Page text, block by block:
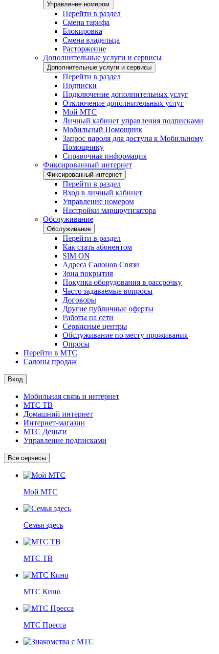
Управление номером
Перейти в раздел
Смена тарифа
Блокировка
Смена владельца
Расторжение
Дополнительные услуги и сервисы
Дополнительные услуги и сервисы
Перейти в раздел
Подписки
Подключение дополнительных услуг
Отключение дополнительных услуг
Мой МТС
Личный кабинет управления подписками
Мобильный Помощник
Запрос пароля для доступа к Мобильному
Помощнику
Справочная информация
Фиксированный интернет
Фиксированный интернет
Перейти в раздел
Вход в личный кабинет
Управление номером
Настройки маршрутизатора
Обслуживание
Обслуживание
Перейти в раздел
Как стать абонентом
SIM ON
Адреса Салонов Связи
Зона покрытия
Покупка оборудования в рассрочку
Часто задаваемые вопросы
Договоры
Другие публичные оферты
Работы на сети
Сервисные центры
Обслуживание по месту проживания
Опросы
Перейти в МТС
Салоны продаж
Вход
Мобильная связь и интернет
МТС ТВ
Домашний интернет
Интернет-магазин
МТС Деньги
Управление подписками
Все сервисы
Мой МТС
Семья здесь
МТС ТВ
МТС Кино
МТС Пресса